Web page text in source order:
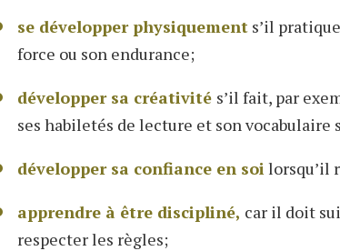
se développer physiquement s’il
force ou son endurance;
développer sa créativité s’il fait, par
ses habiletés de lecture et son
développer sa confiance en soilorsqu’il
apprendre à être discipliné, car il doit
respecter les règles;